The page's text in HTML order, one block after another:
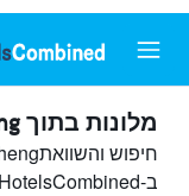
מלונות בתוך Daocheng, גנזי
ב-HotelsCombined.